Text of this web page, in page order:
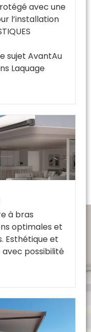
avec une
l’installation
sujet AvantAu
Laquage
à bras
optimales et
Esthétique et
possibilité